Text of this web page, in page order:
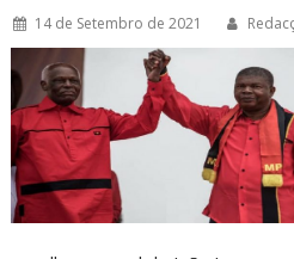
14 de Setembro de 2021